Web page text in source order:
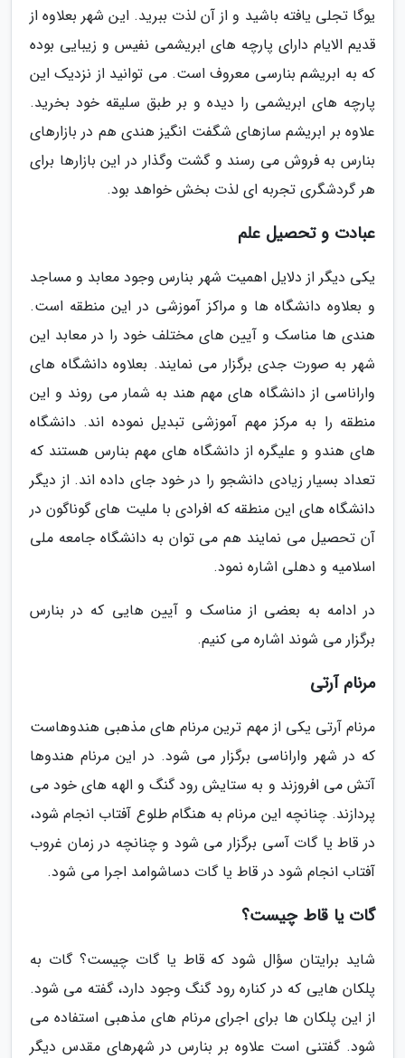
یوگا تجلی یافته باشید و از آن لذت ببرید. این شهر بعلاوه از
قدیم الایام دارای پارچه های ابریشمی نفیس و زیبایی بوده
که به ابریشم بنارسی معروف است. می توانید از نزدیک این
پارچه های ابریشمی را دیده و بر طبق سلیقه خود بخرید.
علاوه بر ابریشم سازهای شگفت انگیز هندی هم در بازارهای
بنارس به فروش می رسند و گشت وگذار در این بازارها برای
هر گردشگری تجربه ای لذت بخش خواهد بود.
عبادت و تحصیل علم
یکی دیگر از دلایل اهمیت شهر بنارس وجود معابد و مساجد
و بعلاوه دانشگاه ها و مراکز آموزشی در این منطقه است.
هندی ها مناسک و آیین های مختلف خود را در معابد این
شهر به صورت جدی برگزار می نمایند. بعلاوه دانشگاه های
واراناسی از دانشگاه های مهم هند به شمار می روند و این
منطقه را به مرکز مهم آموزشی تبدیل نموده اند. دانشگاه
های هندو و علیگره از دانشگاه های مهم بنارس هستند که
تعداد بسیار زیادی دانشجو را در خود جای داده اند. از دیگر
دانشگاه های این منطقه که افرادی با ملیت های گوناگون در
آن تحصیل می نمایند هم می توان به دانشگاه جامعه ملی
اسلامیه و دهلی اشاره نمود.
در ادامه به بعضی از مناسک و آیین هایی که در بنارس
برگزار می شوند اشاره می کنیم.
مرنام آرتی
مرنام آرتی یکی از مهم ترین مرنام های مذهبی هندوهاست
که در شهر واراناسی برگزار می شود. در این مرنام هندوها
آتش می افروزند و به ستایش رود گنگ و الهه های خود می
پردازند. چنانچه این مرنام به هنگام طلوع آفتاب انجام شود،
در قاط یا گات آسی برگزار می شود و چنانچه در زمان غروب
آفتاب انجام شود در قاط یا گات دساشوامد اجرا می شود.
گات یا قاط چیست؟
شاید برایتان سؤال شود که قاط یا گات چیست؟ گات به
پلکان هایی که در کناره رود گنگ وجود دارد، گفته می شود.
از این پلکان ها برای اجرای مرنام های مذهبی استفاده می
شود. گفتنی است علاوه بر بنارس در شهرهای مقدس دیگر